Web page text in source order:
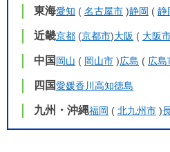
東海愛知 ( 名古屋市 )静岡 ( 静
近畿京都 (京都市)大阪 ( 大阪
中国岡山 ( 岡山市 )広島 ( 広島
四国愛媛香川高知徳島
九州・沖縄福岡 ( 北九州市 )